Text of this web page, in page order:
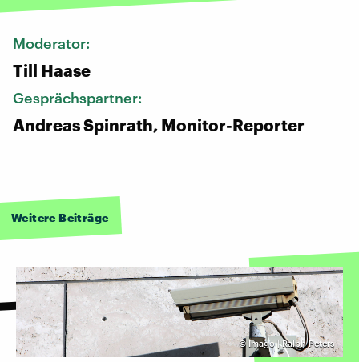
Moderator:
Till Haase
Gesprächspartner:
Andreas Spinrath, Monitor-Reporter
Weitere Beiträge
© Imago | Ralph Peters